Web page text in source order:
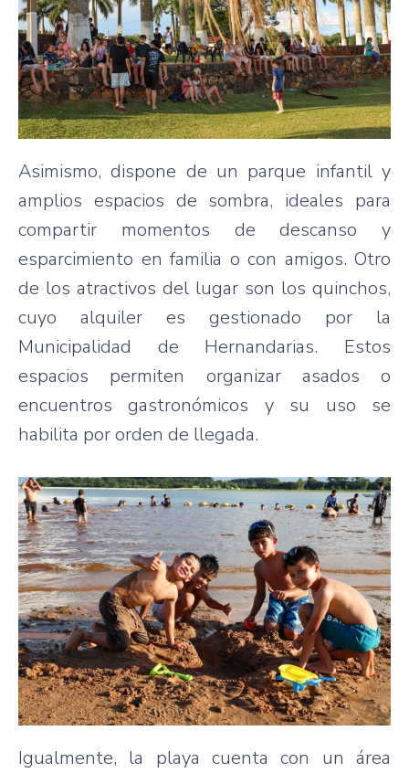
Asimismo, dispone de un parque infantil y
amplios espacios de sombra, ideales para
compartir momentos de descanso y
esparcimiento en familia o con amigos. Otro
de los atractivos del lugar son los quinchos,
cuyo alquiler es gestionado por la
Municipalidad de Hernandarias. Estos
espacios permiten organizar asados o
encuentros gastronómicos y su uso se
habilita por orden de llegada.
Igualmente, la playa cuenta con un área